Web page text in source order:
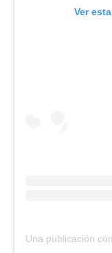
Ver